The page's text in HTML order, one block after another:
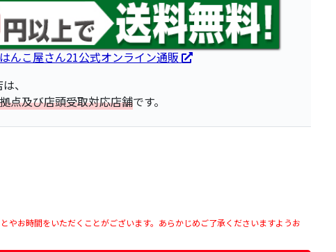
はんこ屋さん21公式オンライン通販
、
点及び店頭受取対応店舗です。
お時間をいただくことがございます。あらかじめご了承くださいますようお